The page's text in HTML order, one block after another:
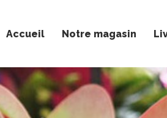
Accueil Notre magasin